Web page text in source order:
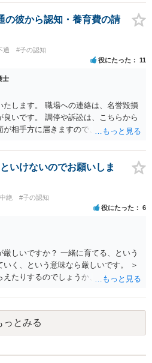
人となる場合ですが、事務所ごとにま
をお受けするとなると20万円くらいが
の彼から認知・養育費の請
通 #子の認知
役にたった 11
士
します。 職場への連絡は、名誉毀損
いです。 調停や訴訟は、こちらから
相手方に届きますので、連絡不要で
るしかないかと思います。
いけないのでお願いしま
絶 #子の認知
役にたった 6
厳しいですか？ 一緒に育てる、という
く、という意味なら厳しいです。 ＞
えたりするのでしょうか、 相手が認知
提に、父親として子を養う義務があり
す。 ただ、極端な話相手に収入がなか
と、実際上の回収が難しい可能性はあ
っとみる